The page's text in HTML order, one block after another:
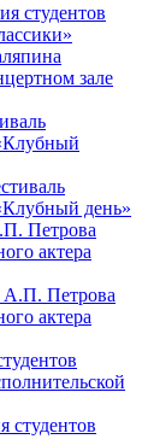
студентов
зале
день»
А.П. Петрова
актера
студентов